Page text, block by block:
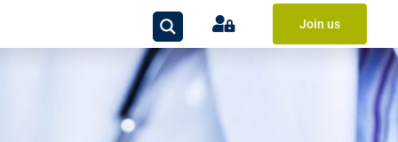
Join us